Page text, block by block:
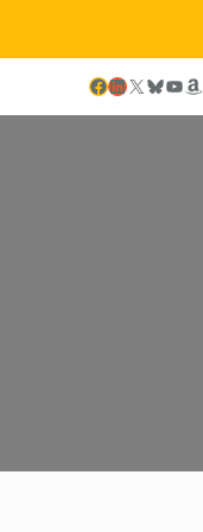
Facebook LinkedIn X Bluesky YouTube Amazon